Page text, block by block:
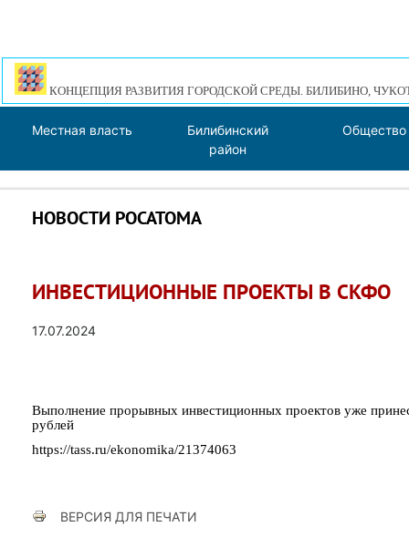
КОНЦЕПЦИЯ РАЗВИТИЯ ГОРОДСКОЙ СРЕДЫ. БИЛИБИНО,
Местная власть
Билибинский
район
Общество
НОВОСТИ РОСАТОМА
ИНВЕСТИЦИОННЫЕ ПРОЕКТЫ В СКФО
17.07.2024
Выполнение прорывных инвестиционных проектов уже
рублей
https://tass.ru/ekonomika/21374063
ВЕРСИЯ ДЛЯ ПЕЧАТИ